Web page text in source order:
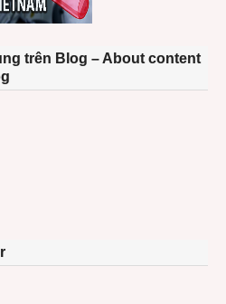
trên Blog – About content